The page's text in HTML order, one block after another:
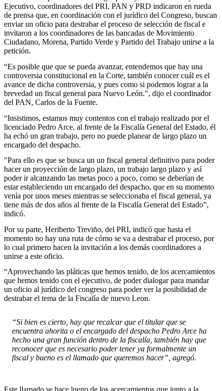
Ejecutivo, coordinadores del PRI, PAN y PRD indicaron en rueda
de prensa que, en coordinación con el jurídico del Congreso, buscan
enviar un oficio para destrabar el proceso de selección de fiscal e
invitaron a los coordinadores de las bancadas de Movimiento
Ciudadano, Morena, Partido Verde y Partido del Trabajo unirse a la
petición.
“Es posible que que se pueda avanzar, entendemos que hay una
controversia constitucional en la Corte, también conocer cuál es el
avance de dicha controversia, y pues como si podemos lograr a la
brevedad un fiscal general para Nuevo León.", dijo el coordinador
del PAN, Carlos de la Fuente.
“Insistimos, estamos muy contentos con el trabajo realizado por el
licenciado Pedro Arce, al frente de la Fiscalía General del Estado, él
ha echó un gran trabajo, pero no puede planear de largo plazo un
encargado del despacho.
"Para ello es que se busca un un fiscal general definitivo para poder
hacer un proyección de largo plazo, un trabajo largo plazo y así
poder ir alcanzando las metas poco a poco, como se deberían de
estar estableciendo un encargado del despacho, que en su momento
venía por unos meses mientras se seleccionaba el fiscal general, ya
tiene más de dos años al frente de la Fiscalía General del Estado”,
indicó.
Por su parte, Heriberto Treviño, del PRI, indicó que hasta el
momento no hay una ruta de cómo se va a destrabar el proceso, por
lo cual primero hacen la invitación a los demás coordinadores a
unirse a este oficio.
“Aprovechando las pláticas que hemos tenido, de los acercamientos
que hemos tenido con el ejecutivo, de poder dialogar para mandar
un oficio al jurídico del congreso para poder ver la posibilidad de
destrabar el tema de la Fiscalía de nuevo Leon.
“Si bien es cierto, hay que recalcar que el titular que se
encuentra ahorita o el encargado del despacho Pedro Arce ha
hecho una gran función dentro de la fiscalía, también hay que
reconocer que es necesario poder tener ya formalmente un
fiscal y bueno es el llamado que queremos hacer”, agregó.
Este llamado se hace luego de los acercamientos que junto a la